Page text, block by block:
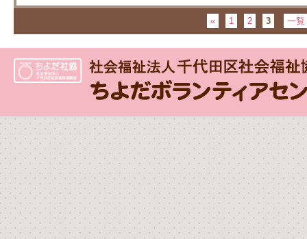
« 1 2 3 一覧